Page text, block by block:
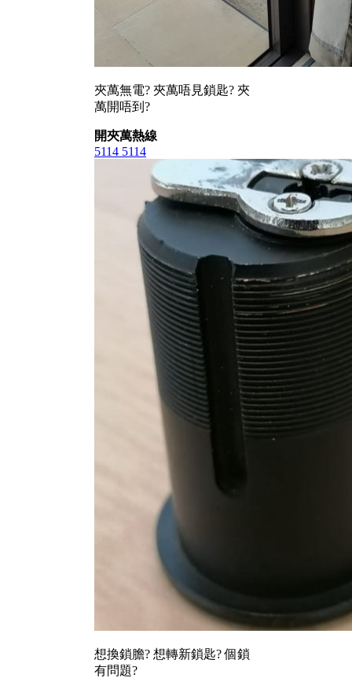
夾萬無電? 夾萬唔見鎖匙? 夾
萬開唔到?
開夾萬熱線
5114 5114
想換鎖膽? 想轉新鎖匙? 個鎖
有問題?